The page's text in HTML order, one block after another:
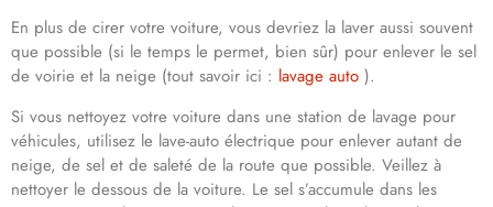
En plus de cirer votre voiture, vous devriez la laver aussi souvent
que possible (si le temps le permet, bien sûr) pour enlever le sel
de voirie et la neige (tout savoir ici : lavage auto ).
Si vous nettoyez votre voiture dans une station de lavage pour
véhicules, utilisez le lave-auto électrique pour enlever autant de
neige, de sel et de saleté de la route que possible. Veillez à
nettoyer le dessous de la voiture. Le sel s’accumule dans les